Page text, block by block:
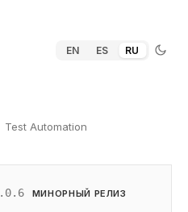
EN ES RU
Test Automation
МИНОРНЫЙ РЕЛИЗ